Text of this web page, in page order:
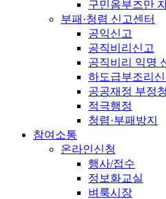
구민옴부즈만
부패·청렴 신고센터
공익신고
공직비리신고
공직비리 익명
하도급부조리
공공재정 부정
적극행정
청렴·부패방지
참여소통
온라인신청
행사/접수
정보화교실
벼룩시장